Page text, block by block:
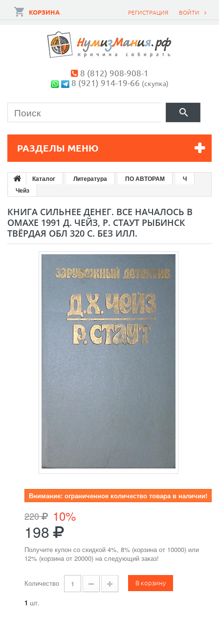
ВОЙТИ
РЕГИСТРАЦИЯ
КОРЗИНА
8 (812) 908-908-1
8 (921) 914-19-66 (скупка)
РАЗДЕЛЫ МЕНЮ
Каталог Литература ПО АВТОРАМ
Ч
Чейз
КНИГА СИЛЬНЕЕ ДЕНЕГ. ВСЕ НАЧАЛОСЬ В
ОМАХЕ 1991 Д. ЧЕЙЗ, Р. СТАУТ РЫБИНСК
ТВЁРДАЯ ОБЛ 320 С. БЕЗ ИЛЛ.
Внимание: ограниченное количество товара в наличии!
220 10%
198
Получите купон со скидкой 4%, 8% (корзина от 10000) или
12% (корзина от 20000) на следующий заказ!
Количество В корзину
1 шт.